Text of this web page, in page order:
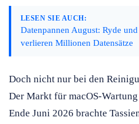
LESEN SIE AUCH:
Datenpannen August: Ryde
verlieren Millionen Datensätze
Doch nicht nur bei den
Der Markt für macOS-
Ende Juni 2026 brachte